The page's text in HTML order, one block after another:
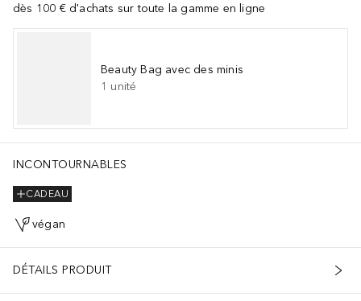
dès 100 € d'achats sur toute la gamme en ligne
Beauty Bag avec des minis
1 unité
INCONTOURNABLES
CADEAU
végan
DÉTAILS PRODUIT